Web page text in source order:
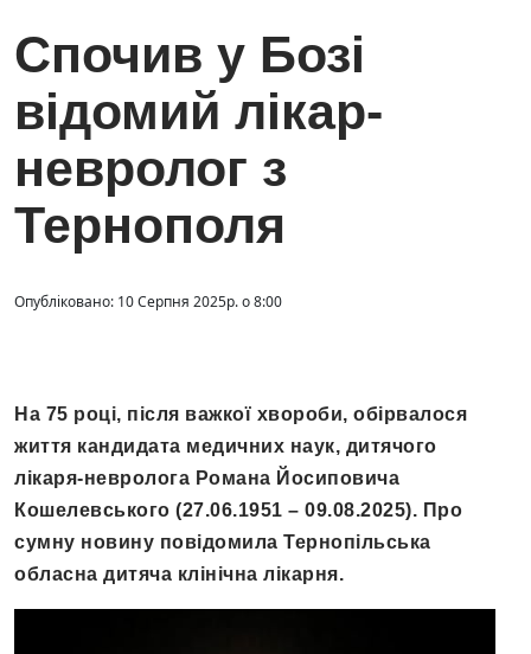
Спочив у Бозі
відомий лікар-
невролог з
Тернополя
Опубліковано: 10 Серпня 2025р. о 8:00
На 75 році, після важкої хвороби, обірвалося
життя кандидата медичних наук, дитячого
лікаря-невролога Романа Йосиповича
Кошелевського (27.06.1951 – 09.08.2025). Про
сумну новину повідомила Тернопільська
обласна дитяча клінічна лікарня.